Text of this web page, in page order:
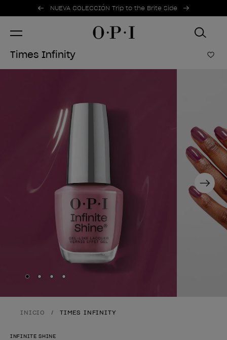
Ofertas promocionales
NUEVA COLECCIÓN Trip to the Brite Side
Item 1 of 2
Times Infinity
Next
Skip to slide
Skip to slide
Skip to slide
Skip to slide
INICIO TIMES INFINITY
INFINITE SHINE